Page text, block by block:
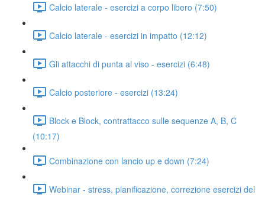
Calcio laterale - esercizi a corpo libero (7:50)
Calcio laterale - esercizi in impatto (12:12)
Gli attacchi di punta al viso - esercizi (6:48)
Calcio posteriore - esercizi (13:24)
Block e Block, contrattacco sulle sequenze A, B, C
(10:17)
Combinazione con lancio up e down (7:24)
Webinar - stress, pianificazione, correzione esercizi del